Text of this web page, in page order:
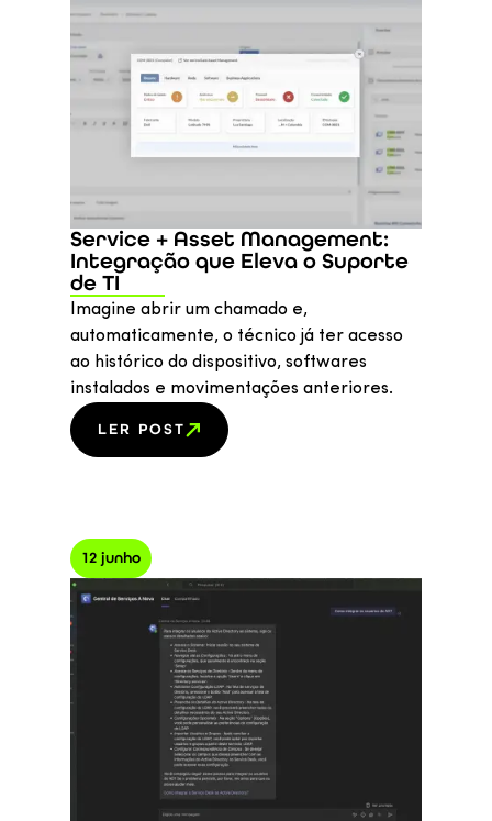
Service + Asset Management:
Integração que Eleva o Suporte
de TI
Imagine abrir um chamado e,
automaticamente, o técnico já ter acesso
ao histórico do dispositivo, softwares
instalados e movimentações anteriores.
LER POST
12 junho